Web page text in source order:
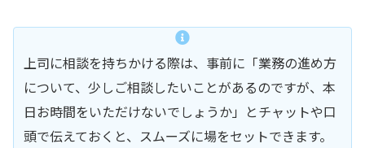
上司に相談を持ちかける際は、事前に「業務の進め方
について、少しご相談したいことがあるのですが、本
日お時間をいただけないでしょうか」とチャットや口
頭で伝えておくと、スムーズに場をセットできます。